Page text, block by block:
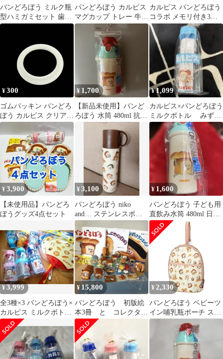
パンどろぼう ミルク瓶
型ハミガミセット 歯ブ
ラシセット 歯磨き粉 コ
おしゃれ かわいい 携帯
旅行 キャラクター グッ
パンどろぼう カルピス
マグカップ トレー 牛乳
瓶
カルピス パンどろぼう
コラボ メモリ付き3点
セット
¥300
ゴムパッキン パンどろ
ぼう カルピス クリアボ
トル 水筒 用 パーツ
¥ 1,700
【新品未使用】パンど
ろぼう 水筒 480ml 抗菌
¥1,099
カルピス×パンどろぼう
ミルクボトル みずい
ろ 水色 コラボ
¥3,900
【未使用品】パンどろ
ぼうグッズ4点セット
¥3,100
パンどろぼう niko
and… ステンレスボト
ル 水筒
¥ 1,600
パンどろぼう 子ども用
直飲み水筒 480ml 日本
製
¥3,999
全3種×3 パンどろぼう×
カルピス ミルクボトル
コップ うちわ 格安送料
無料！
¥ 15,800
パンどろぼう 初版絵
本3冊 と コレクター
ズフィギュアセット
レア
¥ 2,330
パンどろぼう ベビーツ
イン哺乳瓶ポーチ スケ
ーター キャラクター